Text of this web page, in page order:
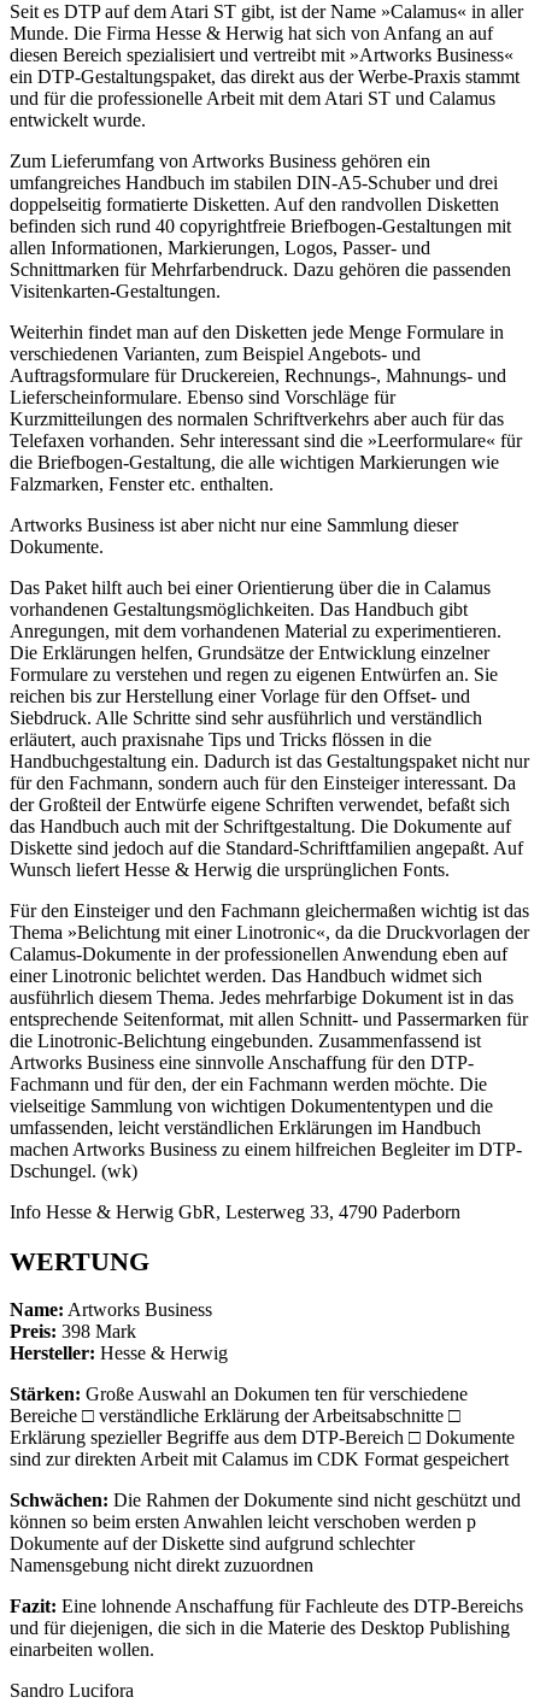
Seit es DTP auf dem Atari ST gibt, ist der Name »Calamus« in aller
Munde. Die Firma Hesse & Herwig hat sich von Anfang an auf
diesen Bereich spezialisiert und vertreibt mit »Artworks Business«
ein DTP-Gestaltungspaket, das direkt aus der Werbe-Praxis stammt
und für die professionelle Arbeit mit dem Atari ST und Calamus
entwickelt wurde.
Zum Lieferumfang von Artworks Business gehören ein
umfangreiches Handbuch im stabilen DIN-A5-Schuber und drei
doppelseitig formatierte Disketten. Auf den randvollen Disketten
befinden sich rund 40 copyrightfreie Briefbogen-Gestaltungen mit
allen Informationen, Markierungen, Logos, Passer- und
Schnittmarken für Mehrfarbendruck. Dazu gehören die passenden
Visitenkarten-Gestaltungen.
Weiterhin findet man auf den Disketten jede Menge Formulare in
verschiedenen Varianten, zum Beispiel Angebots- und
Auftragsformulare für Druckereien, Rechnungs-, Mahnungs- und
Lieferscheinformulare. Ebenso sind Vorschläge für
Kurzmitteilungen des normalen Schriftverkehrs aber auch für das
Telefaxen vorhanden. Sehr interessant sind die »Leerformulare« für
die Briefbogen-Gestaltung, die alle wichtigen Markierungen wie
Falzmarken, Fenster etc. enthalten.
Artworks Business ist aber nicht nur eine Sammlung dieser
Dokumente.
Das Paket hilft auch bei einer Orientierung über die in Calamus
vorhandenen Gestaltungsmöglichkeiten. Das Handbuch gibt
Anregungen, mit dem vorhandenen Material zu experimentieren.
Die Erklärungen helfen, Grundsätze der Entwicklung einzelner
Formulare zu verstehen und regen zu eigenen Entwürfen an. Sie
reichen bis zur Herstellung einer Vorlage für den Offset- und
Siebdruck. Alle Schritte sind sehr ausführlich und verständlich
erläutert, auch praxisnahe Tips und Tricks flössen in die
Handbuchgestaltung ein. Dadurch ist das Gestaltungspaket nicht nur
für den Fachmann, sondern auch für den Einsteiger interessant. Da
der Großteil der Entwürfe eigene Schriften verwendet, befaßt sich
das Handbuch auch mit der Schriftgestaltung. Die Dokumente auf
Diskette sind jedoch auf die Standard-Schriftfamilien angepaßt. Auf
Wunsch liefert Hesse & Herwig die ursprünglichen Fonts.
Für den Einsteiger und den Fachmann gleichermaßen wichtig ist das
Thema »Belichtung mit einer Linotronic«, da die Druckvorlagen der
Calamus-Dokumente in der professionellen Anwendung eben auf
einer Linotronic belichtet werden. Das Handbuch widmet sich
ausführlich diesem Thema. Jedes mehrfarbige Dokument ist in das
entsprechende Seitenformat, mit allen Schnitt- und Passermarken für
die Linotronic-Belichtung eingebunden. Zusammenfassend ist
Artworks Business eine sinnvolle Anschaffung für den DTP-
Fachmann und für den, der ein Fachmann werden möchte. Die
vielseitige Sammlung von wichtigen Dokumententypen und die
umfassenden, leicht verständlichen Erklärungen im Handbuch
machen Artworks Business zu einem hilfreichen Begleiter im DTP-
Dschungel. (wk)
Info Hesse & Herwig GbR, Lesterweg 33, 4790 Paderborn
WERTUNG
Name: Artworks Business
Preis: 398 Mark
Hersteller: Hesse & Herwig
Stärken: Große Auswahl an Dokumen ten für verschiedene
Bereiche □ verständliche Erklärung der Arbeitsabschnitte □
Erklärung spezieller Begriffe aus dem DTP-Bereich □ Dokumente
sind zur direkten Arbeit mit Calamus im CDK Format gespeichert
Schwächen: Die Rahmen der Dokumente sind nicht geschützt und
können so beim ersten Anwahlen leicht verschoben werden p
Dokumente auf der Diskette sind aufgrund schlechter
Namensgebung nicht direkt zuzuordnen
Fazit: Eine lohnende Anschaffung für Fachleute des DTP-Bereichs
und für diejenigen, die sich in die Materie des Desktop Publishing
einarbeiten wollen.
Sandro Lucifora